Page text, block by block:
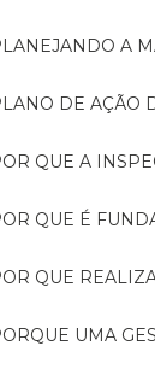
PLANEJANDO A
PLANO DE
POR QUE A
POR QUE É
POR QUE
PORQUE UMA